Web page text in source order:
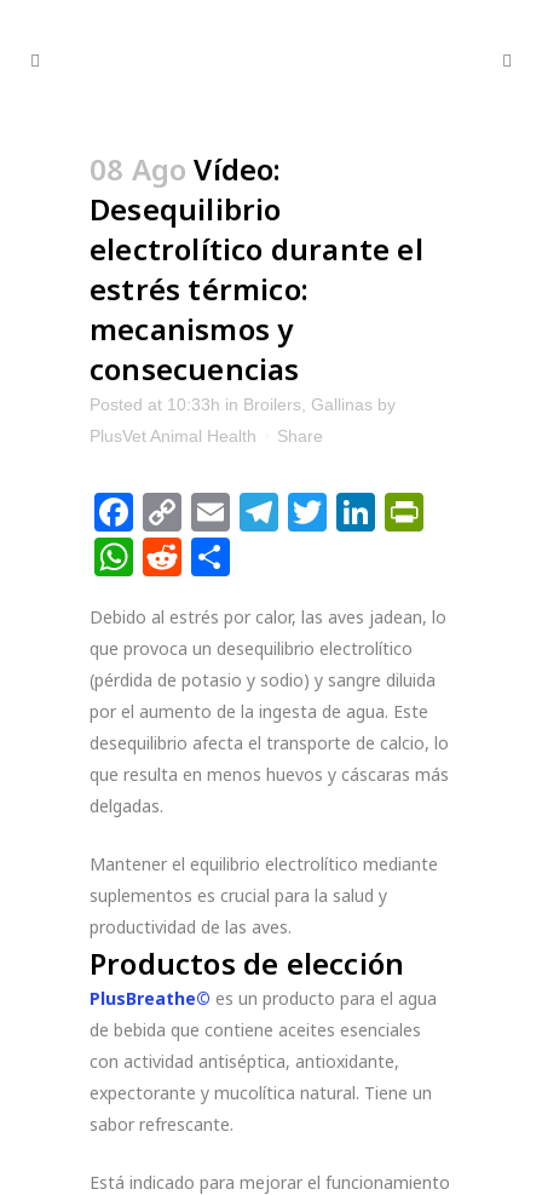
08 Ago Vídeo:
Desequilibrio
electrolítico durante el
estrés térmico:
mecanismos y
consecuencias
Posted at 10:33h in Broilers Gallinas by
PlusVet Animal Health
Share
Facebook
Copy
Link
EmailTelegram
TwitterLinkedIn
WhatsApp
Reddit
Debido al estrés por calor, las aves jadean, lo
que provoca un desequilibrio electrolítico
(pérdida de potasio y sodio) y sangre diluida
por el aumento de la ingesta de agua. Este
desequilibrio afecta el transporte de calcio, lo
que resulta en menos huevos y cáscaras más
delgadas.
Mantener el equilibrio electrolítico mediante
suplementos es crucial para la salud y
productividad de las aves.
Productos de elección
PlusBreathe© es un producto para el agua
de bebida que contiene aceites esenciales
con actividad antiséptica, antioxidante,
expectorante y mucolítica natural. Tiene un
sabor refrescante.
Está indicado para mejorar el funcionamiento